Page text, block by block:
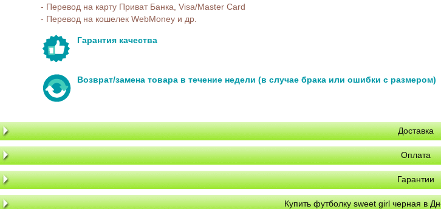
- Перевод на карту Приват Банка, Visa/Master Card
- Перевод на кошелек WebMoney и др.
Гарантия качества
Возврат/замена товара в течение недели (в случае брака или ошибки с размером)
Доставка
Оплата
Гарантии
Купить футболку sweet girl черная в